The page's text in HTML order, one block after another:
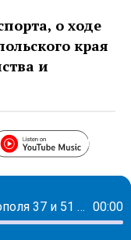
о ходе
края
и
album/
t.me/ https://
Вернутся ли на дороги Ставрополя 37 и 51 маршрутки 00:00